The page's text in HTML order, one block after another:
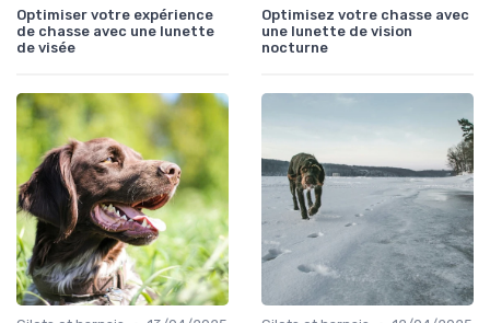
Optimiser votre expérience
de chasse avec une lunette
de visée
Optimisez votre chasse avec
une lunette de vision
nocturne